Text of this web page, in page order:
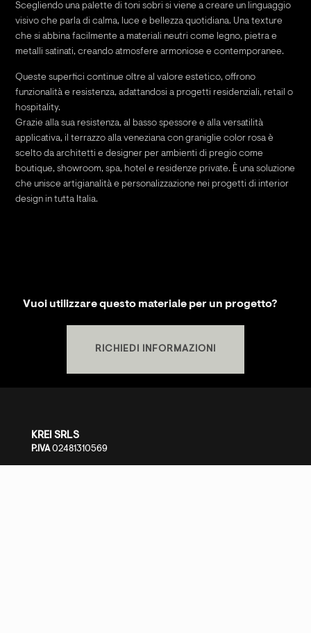
Scegliendo una palette di toni sobri si viene a creare un linguaggio
visivo che parla di calma, luce e bellezza quotidiana. Una texture
che si abbina facilmente a materiali neutri come legno, pietra e
metalli satinati, creando atmosfere armoniose e contemporanee.
Queste superfici continue oltre al valore estetico, offrono
funzionalità e resistenza, adattandosi a progetti residenziali, retail o
hospitality.
Grazie alla sua resistenza, al basso spessore e alla versatilità
applicativa, il terrazzo alla veneziana con graniglie color rosa è
scelto da architetti e designer per ambienti di pregio come
boutique, showroom, spa, hotel e residenze private. È una soluzione
che unisce artigianalità e personalizzazione nei progetti di interior
design in tutta Italia.
Vuoi utilizzare questo materiale per un progetto?
RICHIEDI INFORMAZIONI
KREI SRLS
P.IVA02481310569